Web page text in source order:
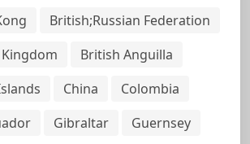
British;Russian Federation
British Anguilla
China
Colombia
Gibraltar
Guernsey